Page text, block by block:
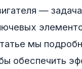
—
мы
обеспечить